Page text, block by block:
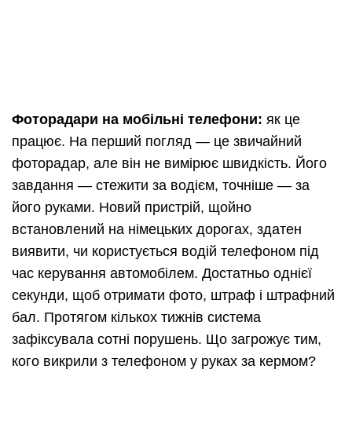
Фоторадари на мобільні телефони: як це
працює. На перший погляд — це звичайний
фоторадар, але він не вимірює швидкість. Його
завдання — стежити за водієм, точніше — за
його руками. Новий пристрій, щойно
встановлений на німецьких дорогах, здатен
виявити, чи користується водій телефоном під
час керування автомобілем. Достатньо однієї
секунди, щоб отримати фото, штраф і штрафний
бал. Протягом кількох тижнів система
зафіксувала сотні порушень. Що загрожує тим,
кого викрили з телефоном у руках за кермом?